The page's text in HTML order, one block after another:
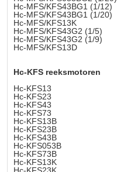
Hc-MFS/KFS43BG1 (1/12)
Hc-MFS/KFS43BG1 (1/20)
Hc-MFS/KFS13K
Hc-MFS/KFS43G2 (1/5)
Hc-MFS/KFS43G2 (1/9)
Hc-MFS/KFS13D
Hc-KFS reeksmotoren
Hc-KFS13
Hc-KFS23
Hc-KFS43
Hc-KFS73
Hc-KFS13B
Hc-KFS23B
Hc-KFS43B
Hc-KFS053B
Hc-KFS73B
Hc-KFS13K